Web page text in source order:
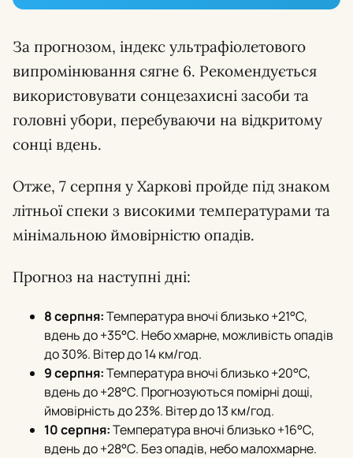
За прогнозом, індекс ультрафіолетового
випромінювання сягне 6. Рекомендується
використовувати сонцезахисні засоби та
головні убори, перебуваючи на відкритому
сонці вдень.
Отже, 7 серпня у Харкові пройде під знаком
літньої спеки з високими температурами та
мінімальною ймовірністю опадів.
Прогноз на наступні дні:
8 серпня:Температура вночі близько +21°С,
вдень до +35°С. Небо хмарне, можливість опадів
до 30%. Вітер до 14 км/год.
9 серпня:Температура вночі близько +20°С,
вдень до +28°С. Прогнозуються помірні дощі,
ймовірність до 23%. Вітер до 13 км/год.
10 серпня:Температура вночі близько +16°С,
вдень до +28°С. Без опадів, небо малохмарне.